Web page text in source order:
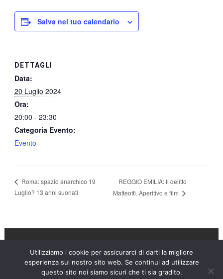
Salva nel tuo calendario
DETTAGLI
Data:
20 Luglio 2024
Ora:
20:00 - 23:30
Categoria Evento:
Evento
Roma: spazio anarchico 19
Luglio? 13 anni suonati
REGGIO EMILIA: Il delitto
Matteotti. Aperitivo e film
Umanità Nova © 2026
Utilizziamo i cookie per assicurarci di darti la migliore
esperienza sul nostro sito web. Se continui ad utilizzare
questo sito noi siamo sicuri che ti sia gradito.